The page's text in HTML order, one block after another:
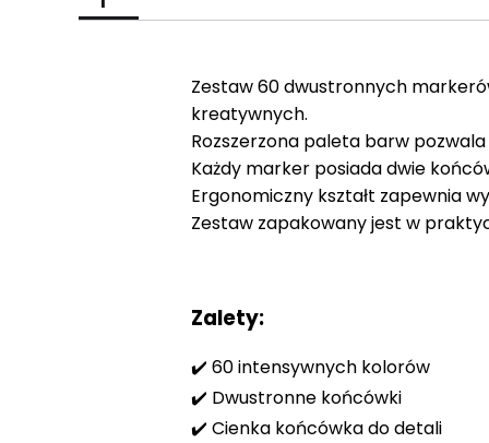
Zestaw 60 dwustronnych
kreatywnych.
Rozszerzona paleta barw
Każdy marker posiada dwie
Ergonomiczny kształt zapewnia
Zestaw zapakowany jest w
Zalety:
✔️ 60 intensywnych kolorów
✔️ Dwustronne końcówki
✔️ Cienka końcówka do detali